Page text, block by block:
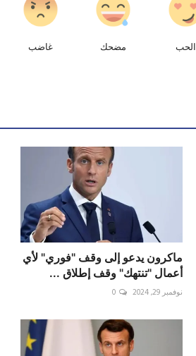
الحب مضحك غاضب
ماكرون يدعو إلى وقف "فوري" لأي
أعمال "تنتهك" وقف إطلاق ...
نوفمبر 29, 2024 0